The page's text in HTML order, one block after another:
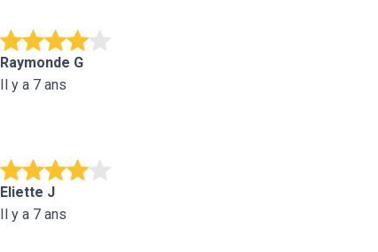
Raymonde G
Il y a 7 ans
Eliette J
Il y a 7 ans